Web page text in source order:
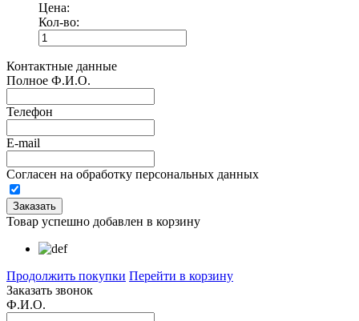
Цена:
Кол-во:
Контактные данные
Полное Ф.И.О.
Телефон
E-mail
Согласен на обработку персональных данных
Товар успешно добавлен в корзину
Продолжить покупки Перейти в корзину
Заказать звонок
Ф.И.О.